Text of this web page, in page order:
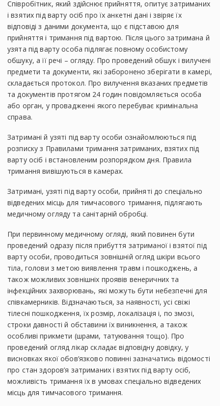
Співробітник, який здійснює прийняття, опитує затриманих
і взятих під варту осіб про їх анкетні дані і звіряє їх
відповіді з даними документа, що є підставою для
прийняття і тримання під вартою. Після цього затримана й
узята під варту особа підлягає повному особистому
обшуку, а її речі – огляду. Про проведений обшук і вилучені
предмети та документи, які заборонено зберігати в камері,
складається протокол. Про вилучення вказаних предметів
та документів протягом 24 годин повідомляється особа
або орган, у провадженні якого перебуває кримінальна
справа.
Затримані й узяті під варту особи ознайомлюються під
розписку з Правилами тримання затриманих, взятих під
варту осіб і встановленим розпорядком дня. Правила
тримання вивішуються в камерах.
Затримані, узяті під варту особи, прийняті до спеціально
відведених місць для тимчасового тримання, підлягають
медичному огляду та санітарній обробці.
При первинному медичному огляді, який повинен бути
проведений одразу після прибуття затриманої і взятої під
варту особи, проводиться зовнішній огляд шкіри всього
тіла, голови з метою виявлення травм і пошкоджень, а
також можливих зовнішніх проявів венеричних та
інфекційних захворювань, які можуть бути небезпечні для
співкамерників. Відзначаються, за наявності, усі свіжі
тілесні пошкодження, їх розмір, локалізація і, по змозі,
строки давності й обставини їх виникнення, а також
особливі прикмети (шрами, татуювання тощо). Про
проведений огляд лікар складає відповідну довідку, у
висновках якої обов’язково повинні зазначатись відомості
про стан здоров’я затриманих і взятих під варту осіб,
можливість тримання їх в умовах спеціально відведених
місць для тимчасового тримання.